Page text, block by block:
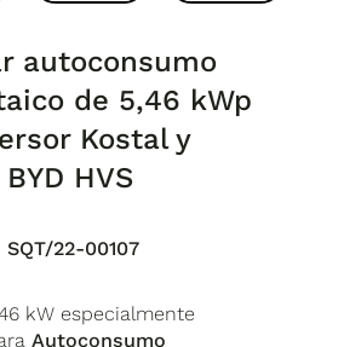
autoconsumo
de 5,46 kWp
Kostal y
HVS
SQT/22-00107
kW especialmente
Autoconsumo